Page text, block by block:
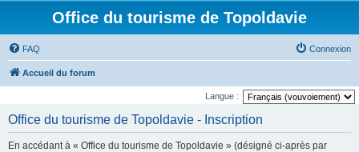
Office du tourisme de Topoldavie
FAQ Connexion
Accueil du forum
Langue :
Office du tourisme de Topoldavie - Inscription
En accédant à « Office du tourisme de Topoldavie » (désigné ci-après par